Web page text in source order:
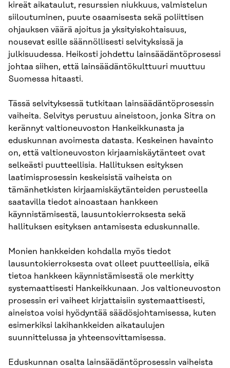
kireät aikataulut, resurssien niukkuus, valmistelun
siiloutuminen, puute osaamisesta sekä poliittisen
ohjauksen väärä ajoitus ja yksityiskohtaisuus,
nousevat esille säännöllisesti selvityksissä ja
julkisuudessa. Heikosti johdettu lainsäädäntöprosessi
johtaa siihen, että lainsäädäntökulttuuri muuttuu
Suomessa hitaasti.
Tässä selvityksessä tutkitaan lainsäädäntöprosessin
vaiheita. Selvitys perustuu aineistoon, jonka Sitra on
kerännyt valtioneuvoston Hankeikkunasta ja
eduskunnan avoimesta datasta. Keskeinen havainto
on, että valtioneuvoston kirjaamiskäytänteet ovat
selkeästi puutteellisia. Hallituksen esityksen
laatimisprosessin keskeisistä vaiheista on
tämänhetkisten kirjaamiskäytänteiden perusteella
saatavilla tiedot ainoastaan hankkeen
käynnistämisestä, lausuntokierroksesta sekä
hallituksen esityksen antamisesta eduskunnalle.
Monien hankkeiden kohdalla myös tiedot
lausuntokierroksesta ovat olleet puutteellisia, eikä
tietoa hankkeen käynnistämisestä ole merkitty
systemaattisesti Hankeikkunaan. Jos valtioneuvoston
prosessin eri vaiheet kirjattaisiin systemaattisesti,
aineistoa voisi hyödyntää säädösjohtamisessa, kuten
esimerkiksi lakihankkeiden aikataulujen
suunnittelussa ja yhteensovittamisessa.
Eduskunnan osalta lainsäädäntöprosessin vaiheista